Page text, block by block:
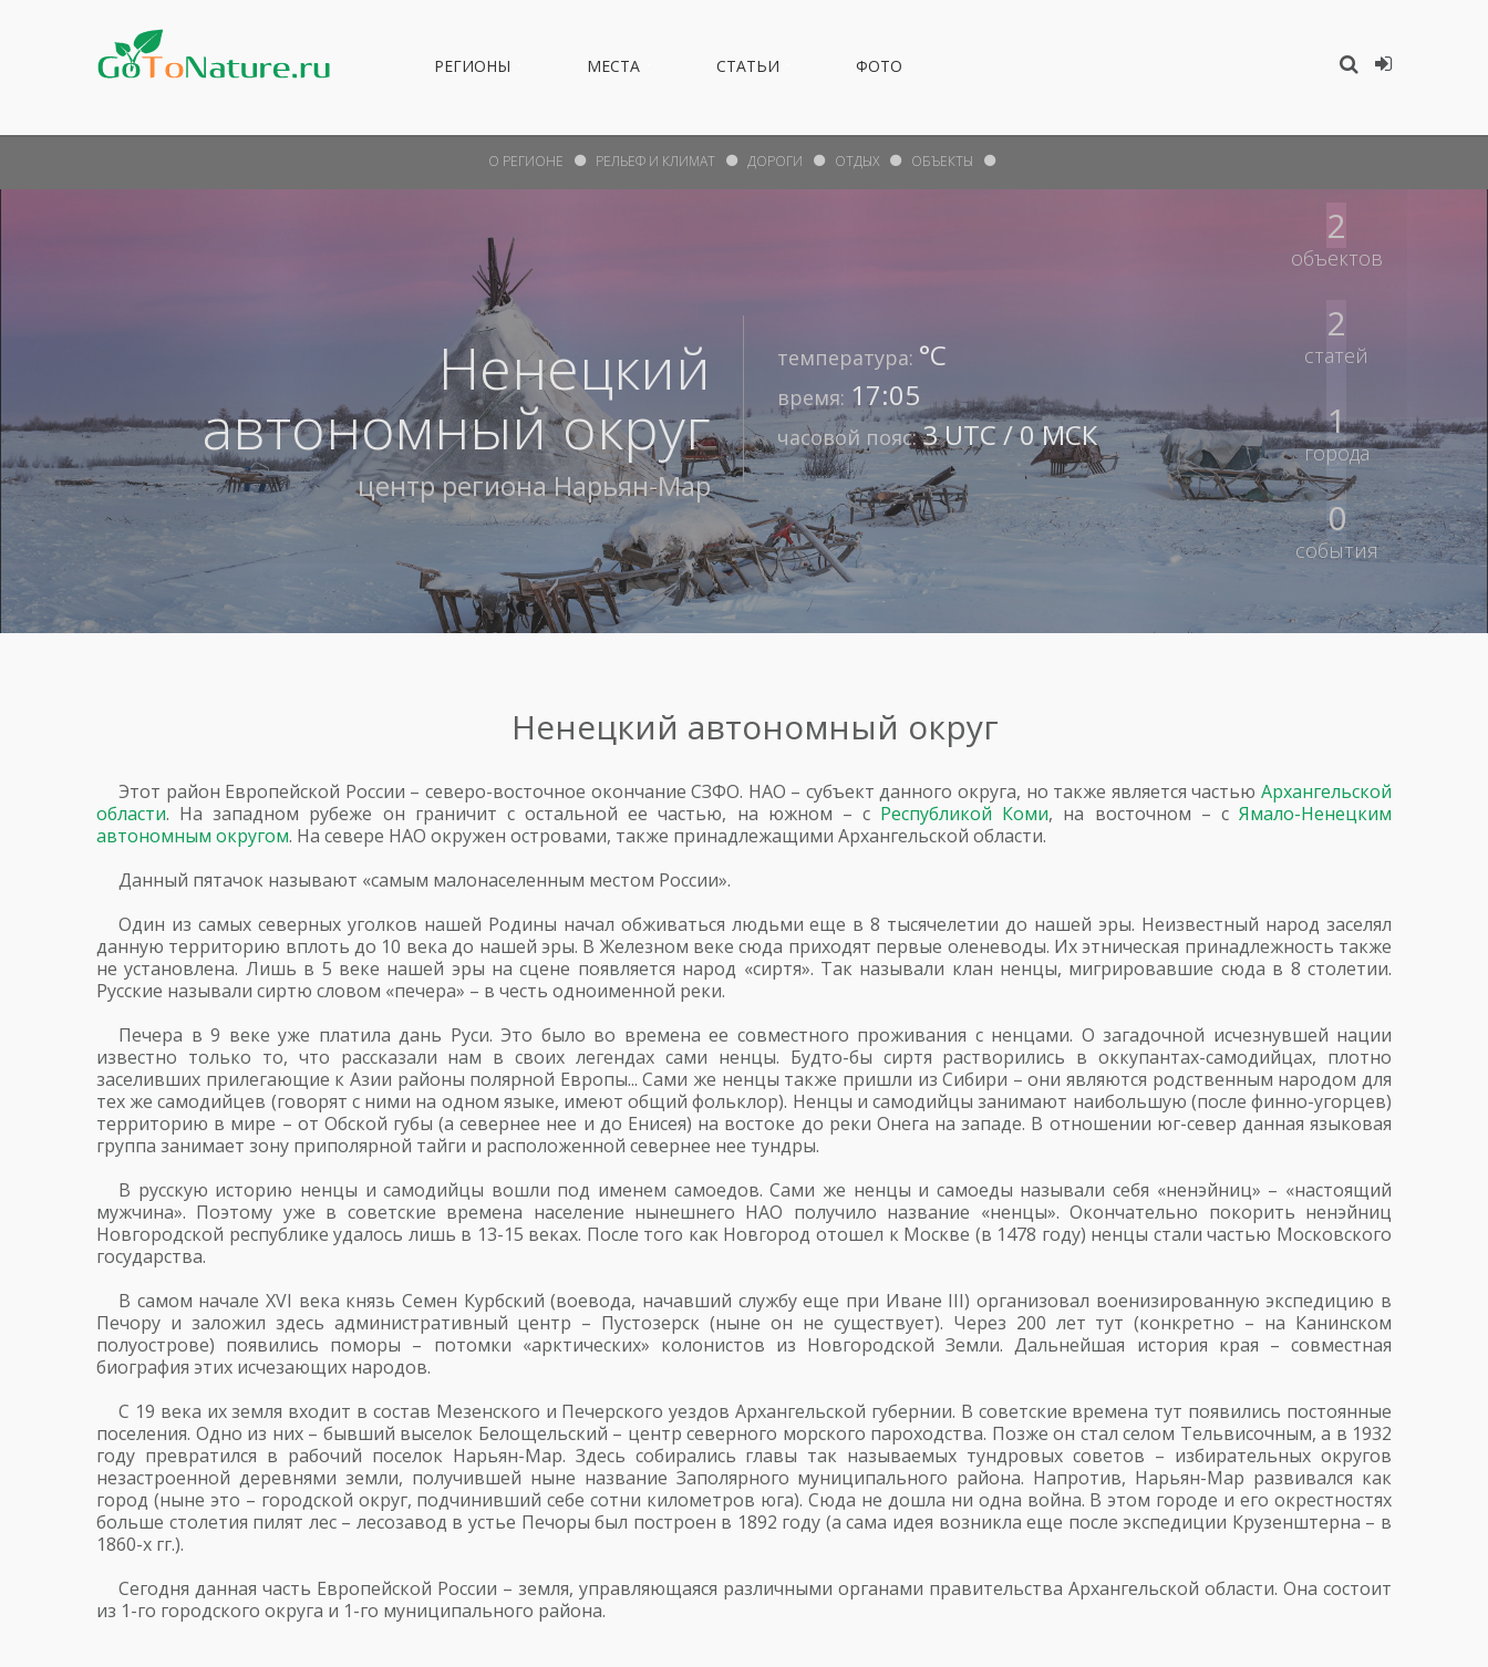
РЕГИОНЫ МЕСТА СТАТЬИ ФОТО
Ненецкий
автономный округ
центр регионаНарьян-Мар
температура: °С
время: 17:05
часовой пояс:3 UTC / 0 МСК
2
объектов
2
статей
1
города
0
события
О РЕГИОНЕ РЕЛЬЕФ И КЛИМАТ ДОРОГИ ОТДЫХ ОБЪЕКТЫ
Ненецкий автономный округ
Этот район Европейской России – северо-восточное окончание СЗФО. НАО – субъект данного округа, но также является частью Архангельской
области. На западном рубеже он граничит с остальной ее частью, на южном – с Республикой Коми, на восточном – сЯмало-Ненецким
автономным округом. На севере НАО окружен островами, также принадлежащими Архангельской области.
Данный пятачок называют «самым малонаселенным местом России».
Один из самых северных уголков нашей Родины начал обживаться людьми еще в 8 тысячелетии до нашей эры. Неизвестный народ заселял
данную территорию вплоть до 10 века до нашей эры. В Железном веке сюда приходят первые оленеводы. Их этническая принадлежность также
не установлена. Лишь в 5 веке нашей эры на сцене появляется народ «сиртя». Так называли клан ненцы, мигрировавшие сюда в 8 столетии.
Русские называли сиртю словом «печера» – в честь одноименной реки.
Печера в 9 веке уже платила дань Руси. Это было во времена ее совместного проживания с ненцами. О загадочной исчезнувшей нации
известно только то, что рассказали нам в своих легендах сами ненцы. Будто-бы сиртя растворились в оккупантах-самодийцах, плотно
заселивших прилегающие к Азии районы полярной Европы... Сами же ненцы также пришли из Сибири – они являются родственным народом для
тех же самодийцев (говорят с ними на одном языке, имеют общий фольклор). Ненцы и самодийцы занимают наибольшую (после финно-угорцев)
территорию в мире – от Обской губы (а севернее нее и до Енисея) на востоке до реки Онега на западе. В отношении юг-север данная языковая
группа занимает зону приполярной тайги и расположенной севернее нее тундры.
В русскую историю ненцы и самодийцы вошли под именем самоедов. Сами же ненцы и самоеды называли себя «ненэйниц» – «настоящий
мужчина». Поэтому уже в советские времена население нынешнего НАО получило название «ненцы». Окончательно покорить ненэйниц
Новгородской республике удалось лишь в 13-15 веках. После того как Новгород отошел к Москве (в 1478 году) ненцы стали частью Московского
государства.
В самом начале XVI века князь Семен Курбский (воевода, начавший службу еще при Иване III) организовал военизированную экспедицию в
Печору и заложил здесь административный центр – Пустозерск (ныне он не существует). Через 200 лет тут (конкретно – на Канинском
полуострове) появились поморы – потомки «арктических» колонистов из Новгородской Земли. Дальнейшая история края – совместная
биография этих исчезающих народов.
С 19 века их земля входит в состав Мезенского и Печерского уездов Архангельской губернии. В советские времена тут появились постоянные
поселения. Одно из них – бывший выселок Белощельский – центр северного морского пароходства. Позже он стал селом Тельвисочным, а в 1932
году превратился в рабочий поселок Нарьян-Мар. Здесь собирались главы так называемых тундровых советов – избирательных округов
незастроенной деревнями земли, получившей ныне название Заполярного муниципального района. Напротив, Нарьян-Мар развивался как
город (ныне это – городской округ, подчинивший себе сотни километров юга). Сюда не дошла ни одна война. В этом городе и его окрестностях
больше столетия пилят лес – лесозавод в устье Печоры был построен в 1892 году (а сама идея возникла еще после экспедиции Крузенштерна – в
1860-х гг.).
Сегодня данная часть Европейской России – земля, управляющаяся различными органами правительства Архангельской области. Она состоит
из 1-го городского округа и 1-го муниципального района.